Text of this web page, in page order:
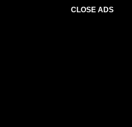
CLOSE ADS